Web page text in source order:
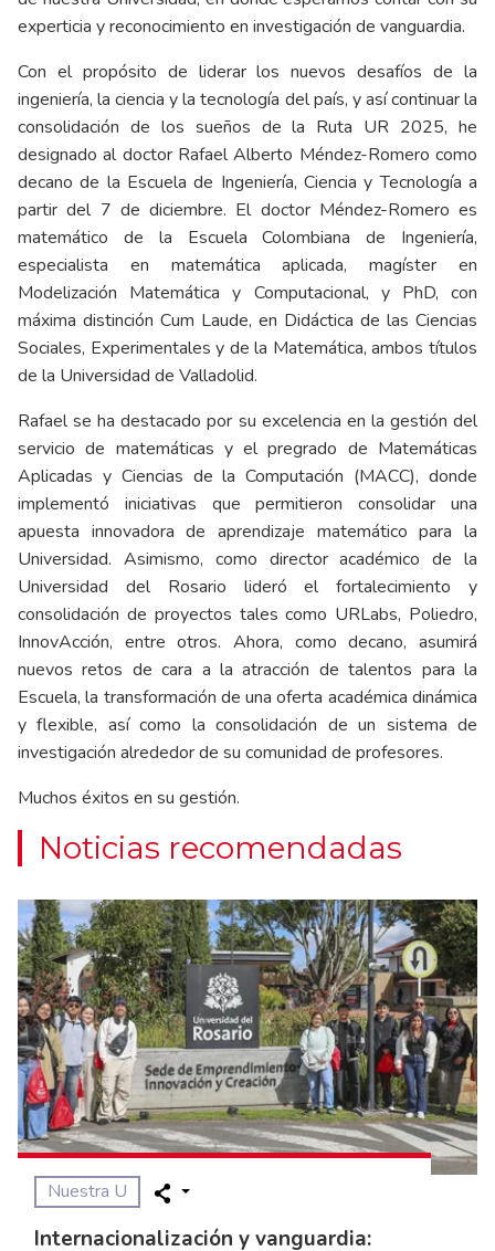
experticia y reconocimiento en investigación de vanguardia.
Con el propósito de liderar los nuevos desafíos de la
ingeniería, la ciencia y la tecnología del país, y así continuar la
consolidación de los sueños de la Ruta UR 2025, he
designado al doctor Rafael Alberto Méndez-Romero como
decano de la Escuela de Ingeniería, Ciencia y Tecnología a
partir del 7 de diciembre. El doctor Méndez-Romero es
matemático de la Escuela Colombiana de Ingeniería,
especialista en matemática aplicada, magíster en
Modelización Matemática y Computacional, y PhD, con
máxima distinción Cum Laude, en Didáctica de las Ciencias
Sociales, Experimentales y de la Matemática, ambos títulos
de la Universidad de Valladolid.
Rafael se ha destacado por su excelencia en la gestión del
servicio de matemáticas y el pregrado de Matemáticas
Aplicadas y Ciencias de la Computación (MACC), donde
implementó iniciativas que permitieron consolidar una
apuesta innovadora de aprendizaje matemático para la
Universidad. Asimismo, como director académico de la
Universidad del Rosario lideró el fortalecimiento y
consolidación de proyectos tales como URLabs, Poliedro,
InnovAcción, entre otros. Ahora, como decano, asumirá
nuevos retos de cara a la atracción de talentos para la
Escuela, la transformación de una oferta académica dinámica
y flexible, así como la consolidación de un sistema de
investigación alrededor de su comunidad de profesores.
Muchos éxitos en su gestión.
Noticias recomendadas
Nuestra U
Internacionalización y vanguardia: